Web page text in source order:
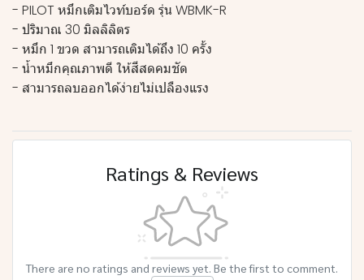
- PILOT หมึกเติมไวท์บอร์ด รุ่น WBMK-R
- ปริมาณ 30 มิลลิลิตร
- หมึก 1 ขวด สามารถเติมได้ถึง 10 ครั้ง
- น้ำหมึกคุณภาพดี ให้สีสดคมชัด
- สามารถลบออกได้ง่ายไม่เปลืองแรง
Ratings & Reviews
There are no ratings and reviews yet. Be the first to comment.